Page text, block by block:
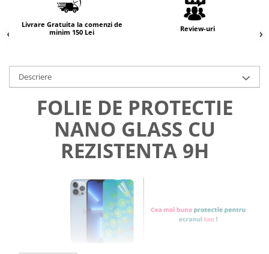
Livrare Gratuita la comenzi de
minim 150 Lei
Review-uri
Descriere
FOLIE DE PROTECTIE
NANO GLASS CU
REZISTENTA 9H